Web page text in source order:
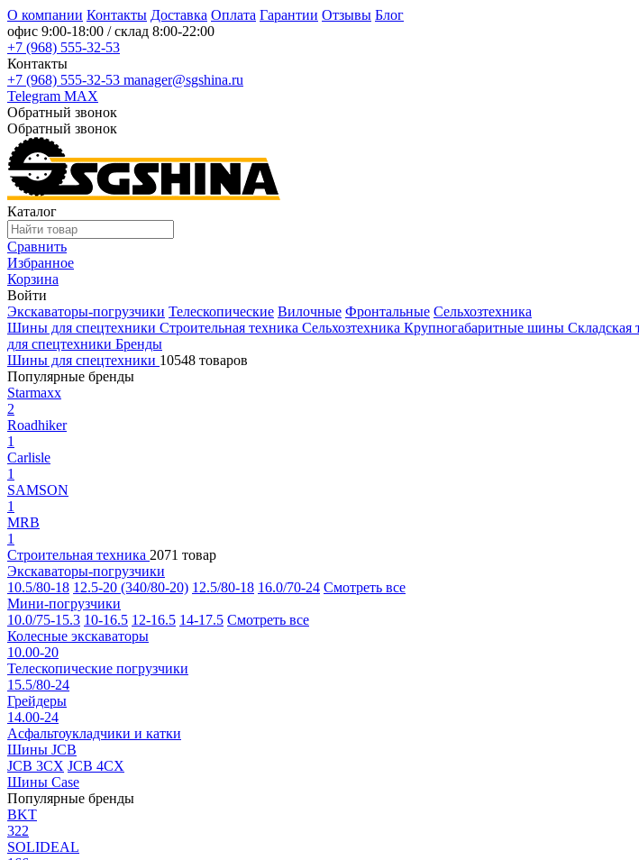
О компании Контакты Доставка Оплата Гарантии Отзывы Блог
офис 9:00-18:00 / склад 8:00-22:00
+7 (968) 555-32-53
Контакты
+7 (968) 555-32-53 manager@sgshina.ru
Telegram MAX
Обратный звонок
Обратный звонок
Каталог
Сравнить
Избранное
Корзина
Войти
Экскаваторы-погрузчики Телескопические Вилочные Фронтальные Сельхозтехника
Шины для спецтехники Строительная техника Сельхозтехника Крупногабаритные шины Складская
для спецтехники Бренды
Шины для спецтехники 10548 товаров
Популярные бренды
Starmaxx
2
Roadhiker
1
Carlisle
1
SAMSON
1
MRB
1
Строительная техника 2071 товар
Экскаваторы-погрузчики
10.5/80-18 12.5-20 (340/80-20) 12.5/80-18 16.0/70-24 Смотреть все
Мини-погрузчики
10.0/75-15.3 10-16.5 12-16.5 14-17.5 Смотреть все
Колесные экскаваторы
10.00-20
Телескопические погрузчики
15.5/80-24
Грейдеры
14.00-24
Асфальтоукладчики и катки
Шины JCB
JCB 3CX JCB 4CX
Шины Case
Популярные бренды
BKT
322
SOLIDEAL